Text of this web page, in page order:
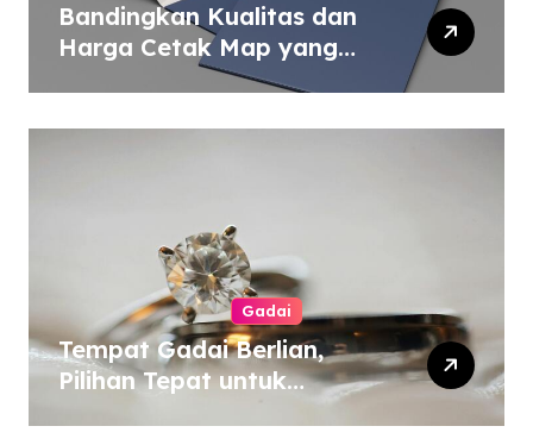
Bandingkan Kualitas dan
Harga Cetak Map yang
Murah atau Mahal
Gadai
Tempat Gadai Berlian,
Pilihan Tepat untuk